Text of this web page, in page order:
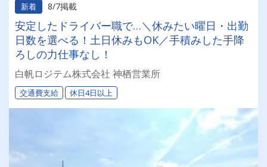
新着 8/7掲載
安定したドライバー職で…＼休みたい曜日・出勤
日数を選べる！土日休みもOK／手積みした手降
ろしの力仕事なし！
白帆ロジテム株式会社 神栖営業所
交通費支給 休日4日以上